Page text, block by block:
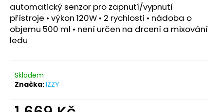
automatický senzor pro zapnutí/vypnutí
přístroje • výkon 120W • 2 rychlosti • nádoba o
objemu 500 ml • není určen na drcení a mixování
ledu
Skladem
Značka:IZZY
D
o
p
o
u
č
u